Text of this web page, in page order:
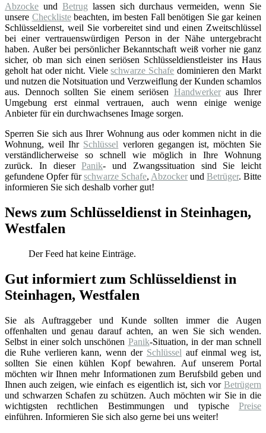
Abzocke und Betrug lassen sich durchaus vermeiden, wenn Sie
unsere Checklistebeachten, im besten Fall benötigen Sie gar keinen
Schlüsseldienst, weil Sie vorbereitet sind und einen Zweitschlüssel
bei einer vertrauenswürdigen Person in der Nähe untergebracht
haben. Außer bei persönlicher Bekanntschaft weiß vorher nie ganz
sicher, ob man sich einen seriösen Schlüsseldienstleister ins Haus
geholt hat oder nicht. Vieleschwarze Schafe dominieren den Markt
und nutzen die Notsituation und Verzweiflung der Kunden schamlos
aus. Dennoch sollten Sie einem seriösen Handwerkeraus Ihrer
Umgebung erst einmal vertrauen, auch wenn einige wenige
Anbieter für ein durchwachsenes Image sorgen.
Sperren Sie sich aus Ihrer Wohnung aus oder kommen nicht in die
Wohnung, weil Ihr Schlüssel verloren gegangen ist, möchten Sie
verständlicherweise so schnell wie möglich in Ihre Wohnung
zurück. In dieserPanik- und Zwangssituation sind Sie leicht
gefundene Opfer fürschwarze Schafe, Abzocker und Betrüger. Bitte
informieren Sie sich deshalb vorher gut!
News zum Schlüsseldienst in Steinhagen,
Westfalen
Der Feed hat keine Einträge.
Gut informiert zum Schlüsseldienst in
Steinhagen, Westfalen
Sie als Auftraggeber und Kunde sollten immer die Augen
offenhalten und genau darauf achten, an wen Sie sich wenden.
Selbst in einer solch unschönen Panik-Situation, in der man schnell
die Ruhe verlieren kann, wenn der Schlüssel auf einmal weg ist,
sollten Sie einen kühlen Kopf bewahren. Auf unserem Portal
möchten wir Ihnen mehr Informationen zum Berufsbild geben und
Ihnen auch zeigen, wie einfach es eigentlich ist, sich vor Betrügern
und schwarzen Schafen zu schützen. Auch möchten wir Sie in die
wichtigsten rechtlichen Bestimmungen und typische Preise
einführen. Informieren Sie sich also gerne bei uns weiter!